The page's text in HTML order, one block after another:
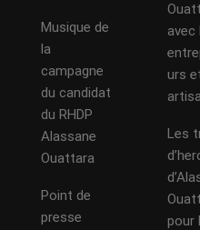
Musique de
la
campagne
du candidat
du RHDP
Alassane
Ouattara
Point de
presse
avec
urs
Les
pour